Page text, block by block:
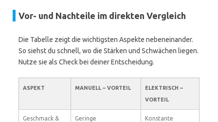
Vor- und Nachteile im direkten Vergleich
Die Tabelle zeigt die wichtigsten Aspekte nebeneinander.
So siehst du schnell, wo die Stärken und Schwächen liegen.
Nutze sie als Check bei deiner Entscheidung.
ASPEKT MANUELL – VORTEIL
ELEKTRISCH –
VORTEIL
Geschmack &
Geringe
Konstante